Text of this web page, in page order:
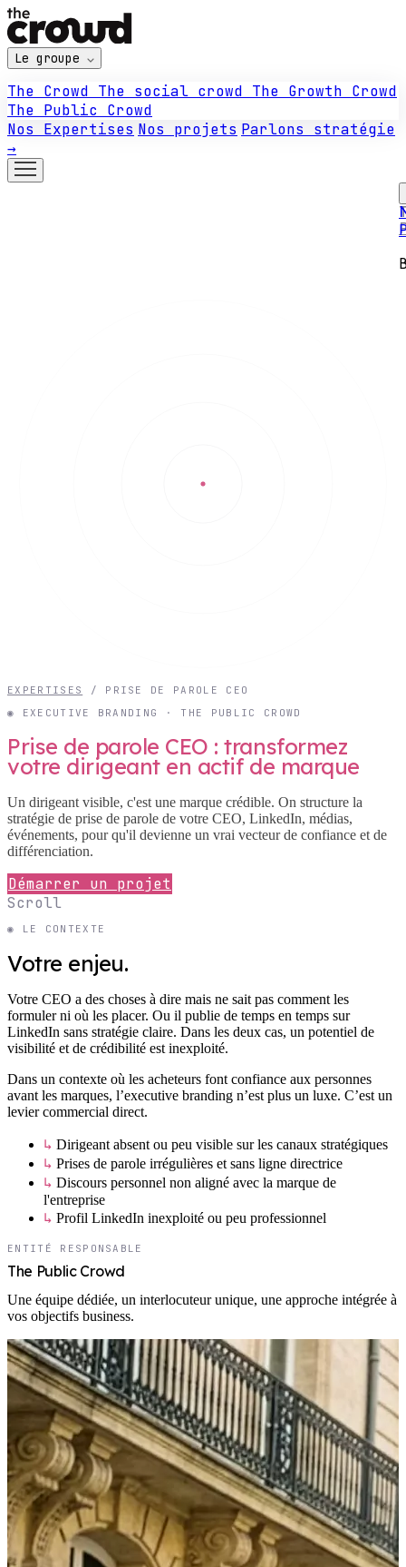
Le groupe
The Crowd The social crowd The Growth Crowd
The Public Crowd
Nos Expertises Nos projets Parlons stratégie
→
EXPERTISES /
PRISE DE PAROLE CEO
◉ EXECUTIVE BRANDING · THE PUBLIC CROWD
Prise de parole CEO : transformez
votre dirigeant en actif de marque
Un dirigeant visible, c'est une marque crédible. On structure la
stratégie de prise de parole de votre CEO, LinkedIn, médias,
événements, pour qu'il devienne un vrai vecteur de confiance et de
différenciation.
Démarrer un projet
Scroll
◉ LE CONTEXTE
Votre enjeu.
Votre CEO a des choses à dire mais ne sait pas comment les
formuler ni où les placer. Ou il publie de temps en temps sur
LinkedIn sans stratégie claire. Dans les deux cas, un potentiel de
visibilité et de crédibilité est inexploité.
Dans un contexte où les acheteurs font confiance aux personnes
avant les marques, l’executive branding n’est plus un luxe. C’est un
levier commercial direct.
↳ Dirigeant absent ou peu visible sur les canaux stratégiques
↳ Prises de parole irrégulières et sans ligne directrice
↳ Discours personnel non aligné avec la marque de
l'entreprise
↳ Profil LinkedIn inexploité ou peu professionnel
ENTITÉ RESPONSABLE
The Public Crowd
Une équipe dédiée, un interlocuteur unique, une approche intégrée à
vos objectifs business.